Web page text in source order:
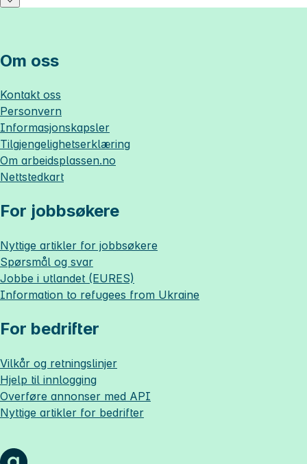
Om oss
Kontakt oss
Personvern
Informasjonskapsler
Tilgjengelighetserklæring
Om arbeidsplassen.no
Nettstedkart
For jobbsøkere
Nyttige artikler for jobbsøkere
Spørsmål og svar
Jobbe i utlandet (EURES)
Information to refugees from Ukraine
For bedrifter
Vilkår og retningslinjer
Hjelp til innlogging
Overføre annonser med API
Nyttige artikler for bedrifter